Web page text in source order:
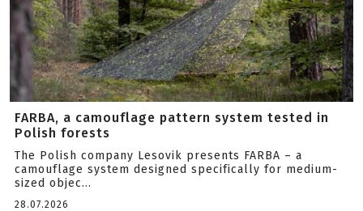
FARBA, a camouflage pattern system tested in
Polish forests
The Polish company Lesovik presents FARBA – a
camouflage system designed specifically for medium-
sized objec...
28.07.2026